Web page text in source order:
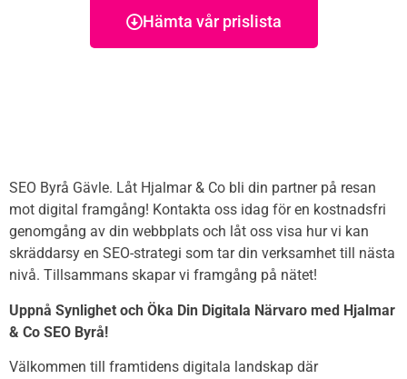
Hämta vår prislista
SEO Byrå Gävle. Låt Hjalmar & Co bli din partner på resan
mot digital framgång! Kontakta oss idag för en kostnadsfri
genomgång av din webbplats och låt oss visa hur vi kan
skräddarsy en SEO-strategi som tar din verksamhet till nästa
nivå. Tillsammans skapar vi framgång på nätet!
Uppnå Synlighet och Öka Din Digitala Närvaro med Hjalmar
& Co SEO Byrå!
Välkommen till framtidens digitala landskap där